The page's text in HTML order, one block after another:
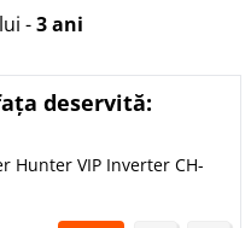
tale locuințe.
-3 ani
deservită:
Hunter VIP Inverter CH-